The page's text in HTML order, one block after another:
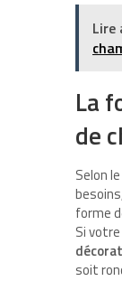
Lire
La
de
Selon le
forme
Si
soit